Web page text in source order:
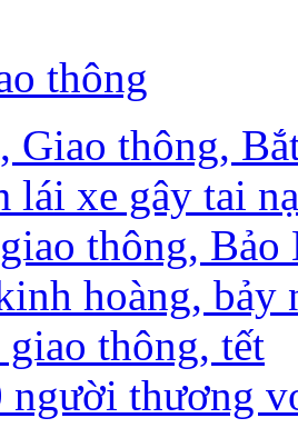
thông
lái xe gây tai
hoàng, bảy
người thương